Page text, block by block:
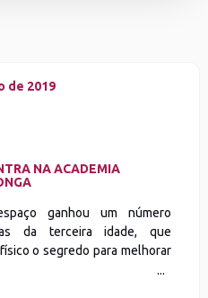
de 2019
NA ACADEMIA
ganhou um número
da terceira idade, que
o segredo para melhorar